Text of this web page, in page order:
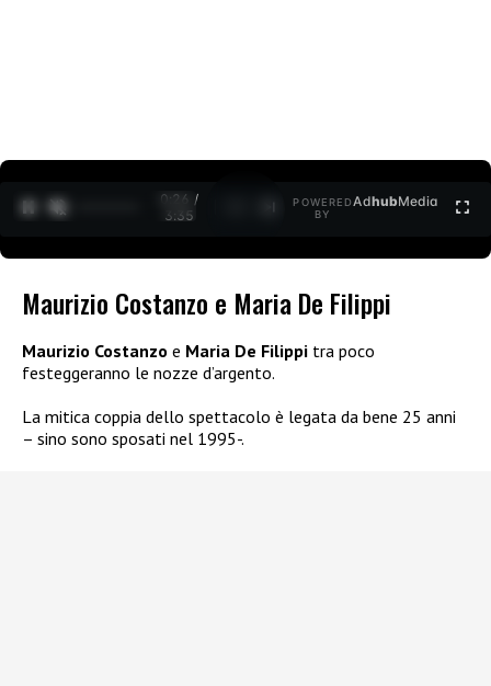
0:27 /
3:35
POWERED
BY
AdhubMedia
Maurizio Costanzo e Maria De Filippi
Maurizio Costanzo e Maria De Filippi tra poco
festeggeranno le nozze d’argento.
La mitica coppia dello spettacolo è legata da bene 25 anni
– sino sono sposati nel 1995-.